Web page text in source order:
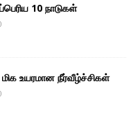
10 நாடுகள்
உயரமான நீர்வீழ்ச்சிகள்